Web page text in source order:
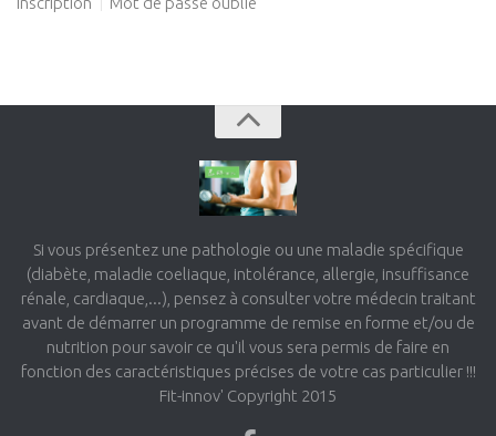
Si vous présentez une pathologie ou une maladie spécifique
(diabète, maladie coeliaque, intolérance, allergie, insuffisance
rénale, cardiaque,...), pensez à consulter votre médecin traitant
avant de démarrer un programme de remise en forme et/ou de
nutrition pour savoir ce qu'il vous sera permis de faire en
fonction des caractéristiques précises de votre cas particulier !!!
Fit-innov' Copyright 2015